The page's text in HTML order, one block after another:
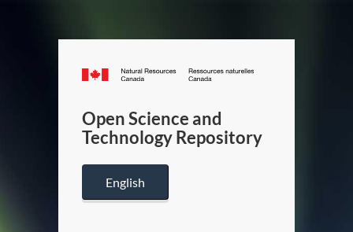
Canada.ca
/
Canada
Open Science and
Technology Repository
English